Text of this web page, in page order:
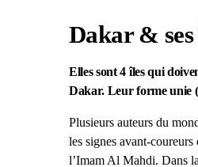
Dakar &
Elles sont 4 îles qui
Dakar. Leur forme unie
Plusieurs auteurs du
les signes avant-
l’Imam Al Mahdi. Dans